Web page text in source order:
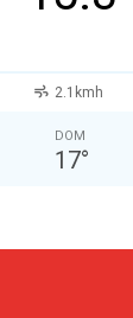
2.1kmh
DOM
17°